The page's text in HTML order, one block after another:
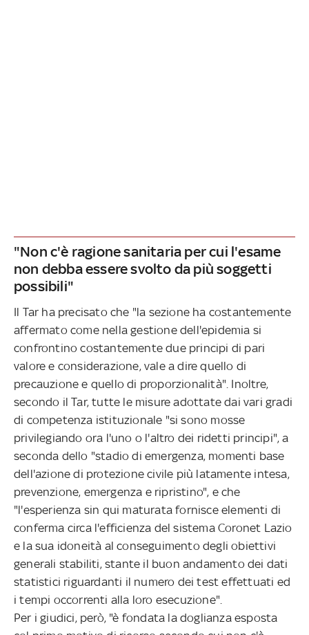
"Non c'è ragione sanitaria per cui l'esame
non debba essere svolto da più soggetti
possibili"
Il Tar ha precisato che "la sezione ha costantemente
affermato come nella gestione dell'epidemia si
confrontino costantemente due principi di pari
valore e considerazione, vale a dire quello di
precauzione e quello di proporzionalità". Inoltre,
secondo il Tar, tutte le misure adottate dai vari gradi
di competenza istituzionale "si sono mosse
privilegiando ora l'uno o l'altro dei ridetti principi", a
seconda dello "stadio di emergenza, momenti base
dell'azione di protezione civile più latamente intesa,
prevenzione, emergenza e ripristino", e che
"l'esperienza sin qui maturata fornisce elementi di
conferma circa l'efficienza del sistema Coronet Lazio
e la sua idoneità al conseguimento degli obiettivi
generali stabiliti, stante il buon andamento dei dati
statistici riguardanti il numero dei test effettuati ed
i tempi occorrenti alla loro esecuzione".
Per i giudici, però, "è fondata la doglianza esposta